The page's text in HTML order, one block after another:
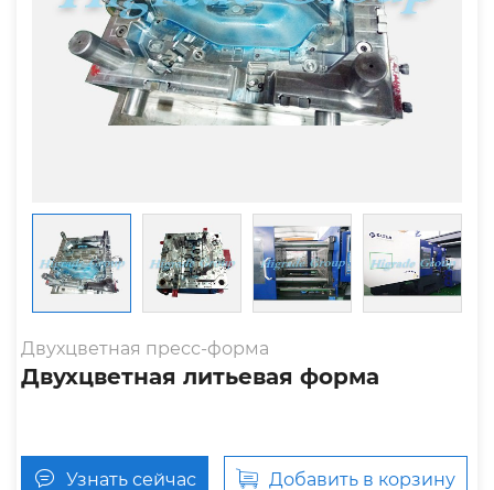
Двухцветная пресс-форма
Двухцветная литьевая форма
Узнать сейчас Добавить в корзину